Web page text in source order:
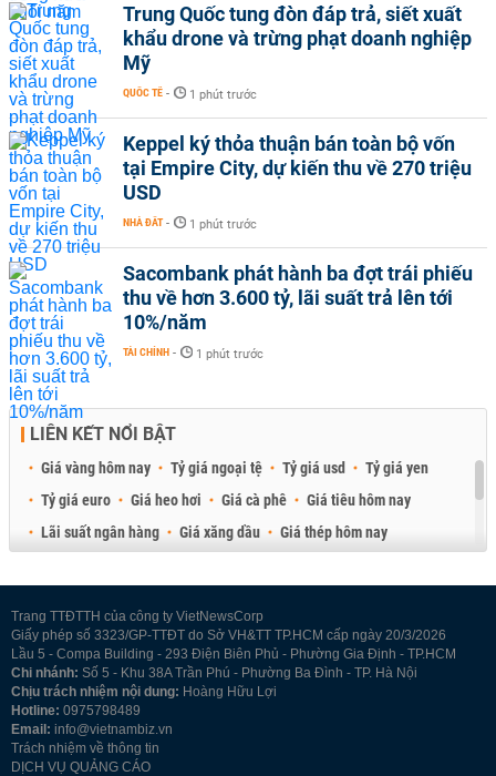
Trung Quốc tung đòn đáp trả, siết xuất
khẩu drone và trừng phạt doanh nghiệp
Mỹ
QUỐC TẾ - 1 phút trước
Keppel ký thỏa thuận bán toàn bộ vốn
tại Empire City, dự kiến thu về 270 triệu
USD
NHÀ ĐẤT - 1 phút trước
Sacombank phát hành ba đợt trái phiếu
thu về hơn 3.600 tỷ, lãi suất trả lên tới
10%/năm
TÀI CHÍNH - 1 phút trước
LIÊN KẾT NỔI BẬT
Giá vàng hôm nay Tỷ giá ngoại tệ Tỷ giá usd
Tỷ giá yen
Tỷ giá euro
Giá heo hơi Giá cà phê
Giá tiêu hôm nay
Lãi suất ngân hàng
Giá xăng dầu
Giá thép hôm nay
Trang TTĐTTH của công ty VietNewsCorp
Giấy phép số 3323/GP-TTĐT do Sở VH&TT TP.HCM cấp ngày 20/3/2026
Lầu 5 - Compa Building - 293 Điện Biên Phủ - Phường Gia Định - TP.HCM
Chi nhánh: Số 5 - Khu 38A Trần Phú - Phường Ba Đình - TP. Hà Nội
Chịu trách nhiệm nội dung: Hoàng Hữu Lợi
Hotline: 0975798489
Email: info@vietnambiz.vn
Trách nhiệm về thông tin
DỊCH VỤ QUẢNG CÁO